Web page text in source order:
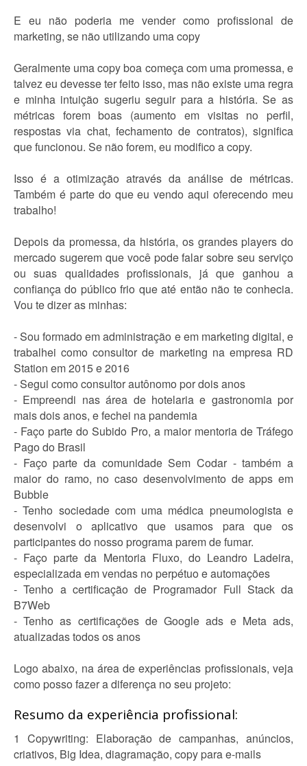
E eu não poderia me vender como profissional de
marketing, se não utilizando uma copy
Geralmente uma copy boa começa com uma promessa, e
talvez eu devesse ter feito isso, mas não existe uma regra
e minha intuição sugeriu seguir para a história. Se as
métricas forem boas (aumento em visitas no perfil,
respostas via chat, fechamento de contratos), significa
que funcionou. Se não forem, eu modifico a copy.
Isso é a otimização através da análise de métricas.
Também é parte do que eu vendo aqui oferecendo meu
trabalho!
Depois da promessa, da história, os grandes players do
mercado sugerem que você pode falar sobre seu serviço
ou suas qualidades profissionais, já que ganhou a
confiança do público frio que até então não te conhecia.
Vou te dizer as minhas:
- Sou formado em administração e em marketing digital, e
trabalhei como consultor de marketing na empresa RD
Station em 2015 e 2016
- Segui como consultor autônomo por dois anos
- Empreendi nas área de hotelaria e gastronomia por
mais dois anos, e fechei na pandemia
- Faço parte do Subido Pro, a maior mentoria de Tráfego
Pago do Brasil
- Faço parte da comunidade Sem Codar - também a
maior do ramo, no caso desenvolvimento de apps em
Bubble
- Tenho sociedade com uma médica pneumologista e
desenvolvi o aplicativo que usamos para que os
participantes do nosso programa parem de fumar.
- Faço parte da Mentoria Fluxo, do Leandro Ladeira,
especializada em vendas no perpétuo e automações
- Tenho a certificação de Programador Full Stack da
B7Web
- Tenho as certificações de Google ads e Meta ads,
atualizadas todos os anos
Logo abaixo, na área de experiências profissionais, veja
como posso fazer a diferença no seu projeto:
Resumo da experiência profissional:
1 Copywriting: Elaboração de campanhas, anúncios,
criativos, Big Idea, diagramação, copy para e-mails